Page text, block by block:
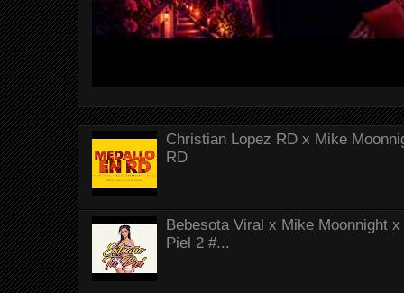
Christian Lopez RD x Mike
RD
Bebesota Viral x Mike Moonnight
Piel 2 #...